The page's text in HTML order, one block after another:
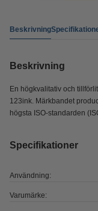
Beskrivning
Beskrivning
En högkvalitativ och
123ink. Märkbandet
högsta ISO-standarden
Specifikationer
Användning:
Varumärke: